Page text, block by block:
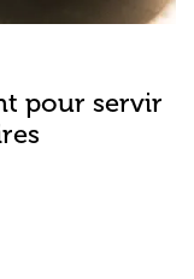
pour servir